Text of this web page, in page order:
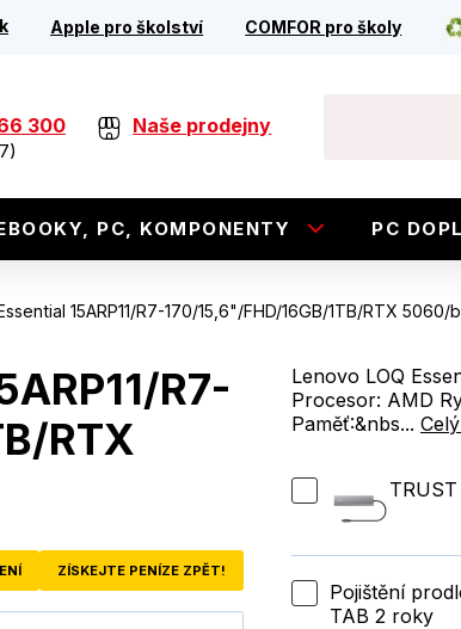
Apple pro školství COMFOR pro školy
300 Naše prodejny
PC, KOMPONENTY PC
15ARP11/R7-170/15,6"/FHD/16GB/1TB/RTX 5060/
R7-
RTX
ZÍSKEJTE PENÍZE ZPĚT!
Lenovo LOQ
Procesor: AMD
Paměť:&nbs...
Pojištění
TAB 2 roky